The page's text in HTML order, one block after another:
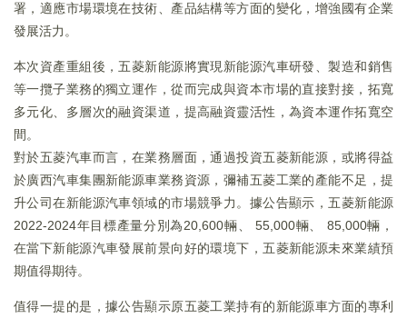
署，適應市場環境在技術、產品結構等方面的變化，增強國有企業
發展活力。
本次資產重組後，五菱新能源將實現新能源汽車研發、製造和銷售
等一攬子業務的獨立運作，從而完成與資本市場的直接對接，拓寬
多元化、多層次的融資渠道，提高融資靈活性，為資本運作拓寬空
間。
對於五菱汽車而言，在業務層面，通過投資五菱新能源，或將得益
於廣西汽車集團新能源車業務資源，彌補五菱工業的產能不足，提
升公司在新能源汽車領域的市場競爭力。據公告顯示，五菱新能源
2022-2024年目標產量分別為20,600輛、 55,000輛、 85,000輛，
在當下新能源汽車發展前景向好的環境下，五菱新能源未來業績預
期值得期待。
值得一提的是，據公告顯示原五菱工業持有的新能源車方面的專利